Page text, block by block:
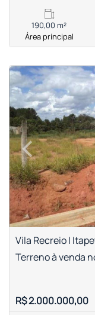
190,00 m²
Área principal
<<<<
‹Previous
Vila Recreio |
Terreno à venda
R$ 2.000.000,00